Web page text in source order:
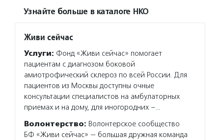
Узнайте больше в каталоге НКО
Живи сейчас
Услуги: Фонд «Живи сейчас» помогает
пациентам с диагнозом боковой
амиотрофический склероз по всей России. Для
пациентов из Москвы доступны очные
консультации специалистов на амбулаторных
приемах и на дому, для иногородних –…
Волонтерство: Волонтерское сообщество
БФ «Живи сейчас» — большая дружная команда